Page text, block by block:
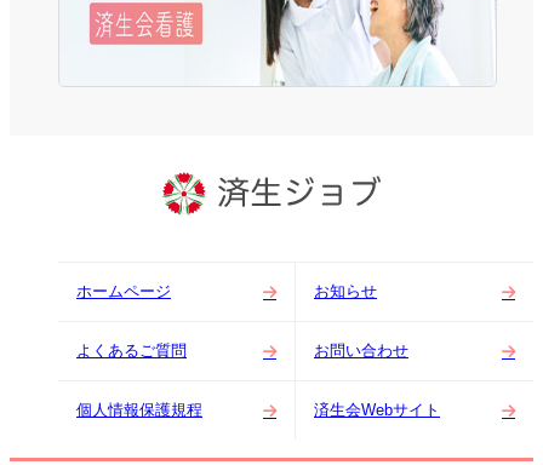
ホームページ お知らせ
よくあるご質問 お問い合わせ
個人情報保護規程 済生会Webサイト